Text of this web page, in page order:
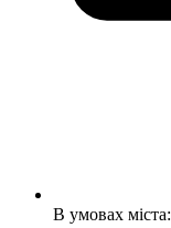
В умовах міста: